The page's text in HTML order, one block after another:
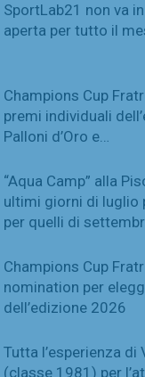
SportLab21 non va
aperta per tutto il
Champions Cup
premi individuali
Palloni d’Oro e…
“Aqua Camp” alla
ultimi giorni di luglio
per quelli di
Champions Cup
nomination per
dell’edizione 2026
Tutta l’esperienza di
(classe 1981) per